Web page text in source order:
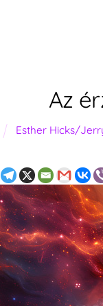
Az
Esther Hicks/